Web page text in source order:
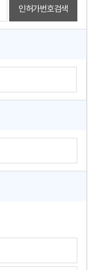
인허가번호검색